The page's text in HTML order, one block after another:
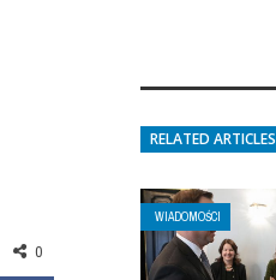
RELATED ARTICLES
WIADOMOŚCI
0